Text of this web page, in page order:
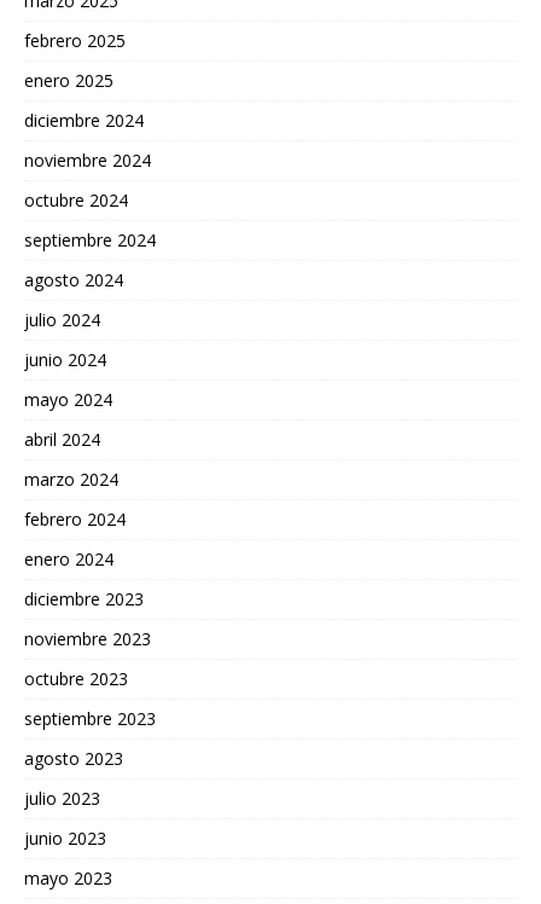
febrero 2025
enero 2025
diciembre 2024
noviembre 2024
octubre 2024
septiembre 2024
agosto 2024
julio 2024
junio 2024
mayo 2024
abril 2024
marzo 2024
febrero 2024
enero 2024
diciembre 2023
noviembre 2023
octubre 2023
septiembre 2023
agosto 2023
julio 2023
junio 2023
mayo 2023